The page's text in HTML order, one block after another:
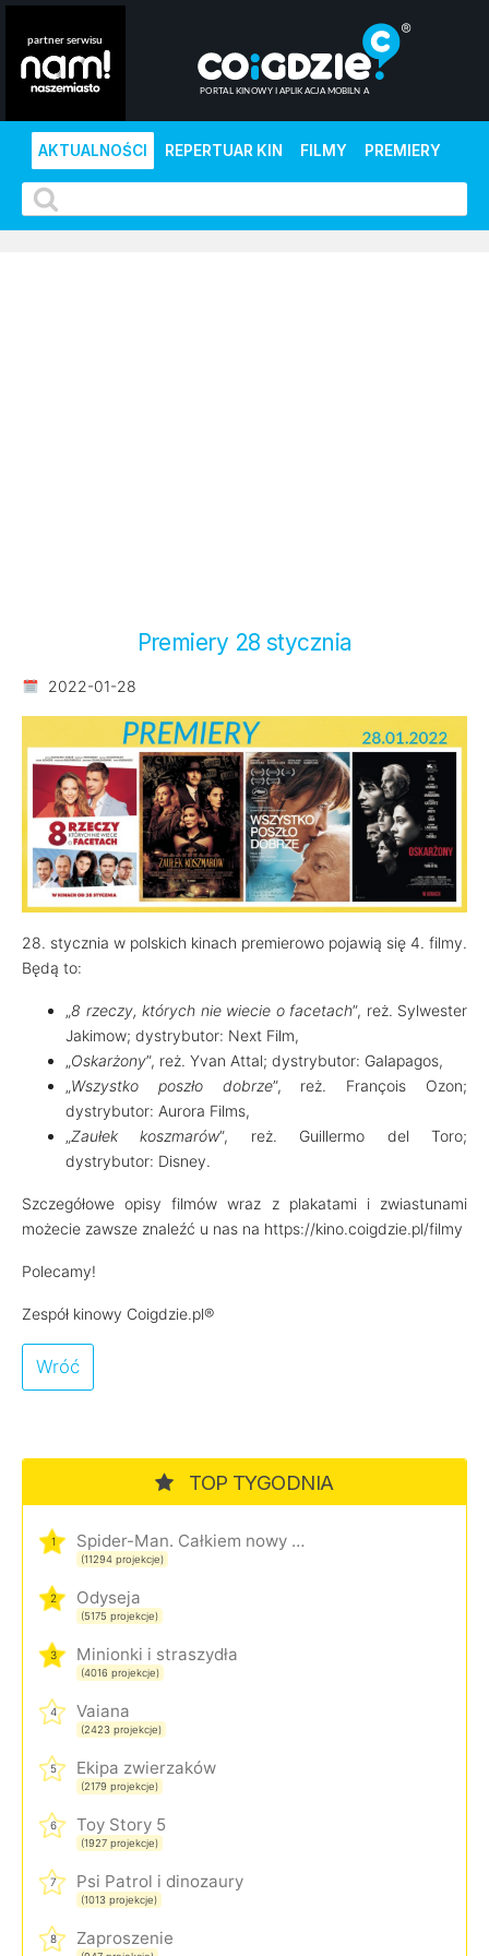
AKTUALNOŚCI REPERTUAR KIN FILMY PREMIERY
Premiery 28 stycznia
2022-01-28
28. stycznia w polskich kinach premierowo pojawią się 4. filmy.
Będą to:
„8 rzeczy, których nie wiecie o facetach”, reż. Sylwester
Jakimow; dystrybutor: Next Film,
„Oskarżony”, reż. Yvan Attal; dystrybutor: Galapagos,
„Wszystko poszło dobrze”, reż. François Ozon;
dystrybutor: Aurora Films,
„Zaułek koszmarów”, reż. Guillermo del Toro;
dystrybutor: Disney.
Szczegółowe opisy filmów wraz z plakatami i zwiastunami
możecie zawsze znaleźć u nas na https://kino.coigdzie.pl/filmy
Polecamy!
Zespół kinowy Coigdzie.pl®
Wróć
TOP TYGODNIA
1 Spider-Man. Całkiem nowy dzień
(11294 projekcje)
2 Odyseja
(5175 projekcje)
3 Minionki i straszydła
(4016 projekcje)
4 Vaiana
(2423 projekcje)
5 Ekipa zwierzaków
(2179 projekcje)
6 Toy Story 5
(1927 projekcje)
7 Psi Patrol i dinozaury
(1013 projekcje)
8 Zaproszenie